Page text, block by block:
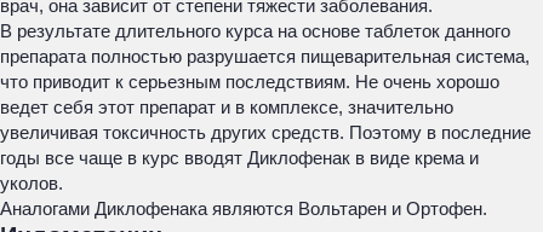
врач, она зависит от степени тяжести заболевания.
В результате длительного курса на основе таблеток данного
препарата полностью разрушается пищеварительная система,
что приводит к серьезным последствиям. Не очень хорошо
ведет себя этот препарат и в комплексе, значительно
увеличивая токсичность других средств. Поэтому в последние
годы все чаще в курс вводят Диклофенак в виде крема и
уколов.
Аналогами Диклофенака являются Вольтарен и Ортофен.